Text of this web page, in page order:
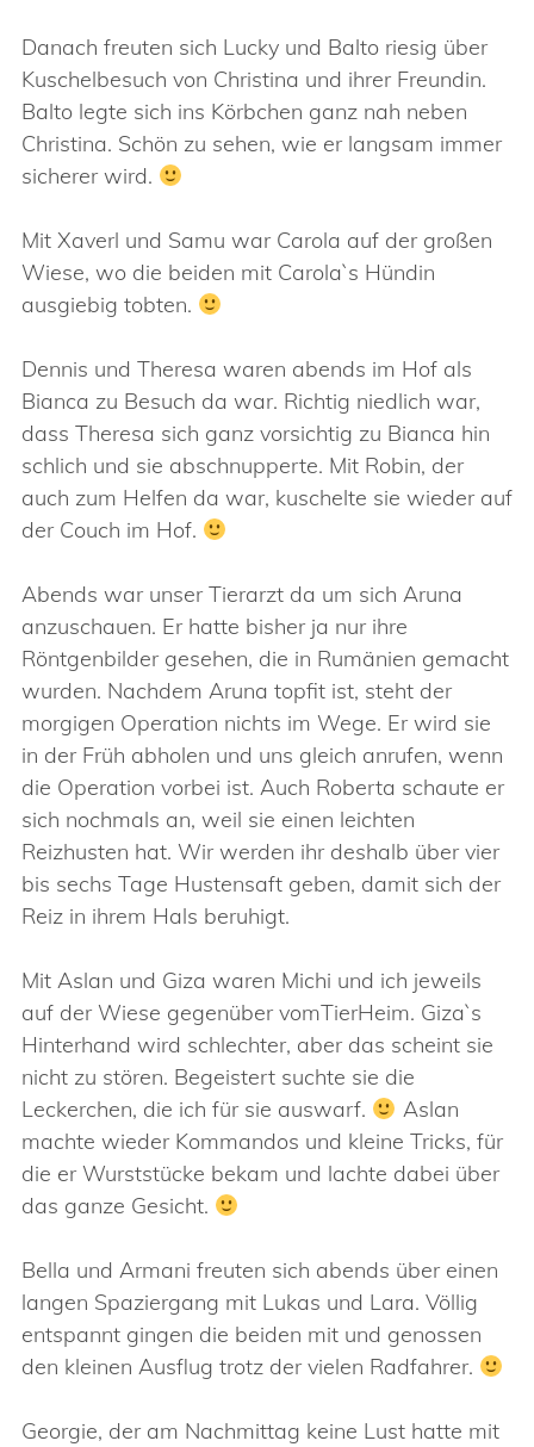
Danach freuten sich Lucky und Balto riesig über
Kuschelbesuch von Christina und ihrer Freundin.
Balto legte sich ins Körbchen ganz nah neben
Christina. Schön zu sehen, wie er langsam immer
sicherer wird.
Mit Xaverl und Samu war Carola auf der großen
Wiese, wo die beiden mit Carola`s Hündin
ausgiebig tobten.
Dennis und Theresa waren abends im Hof als
Bianca zu Besuch da war. Richtig niedlich war,
dass Theresa sich ganz vorsichtig zu Bianca hin
schlich und sie abschnupperte. Mit Robin, der
auch zum Helfen da war, kuschelte sie wieder auf
der Couch im Hof.
Abends war unser Tierarzt da um sich Aruna
anzuschauen. Er hatte bisher ja nur ihre
Röntgenbilder gesehen, die in Rumänien gemacht
wurden. Nachdem Aruna topfit ist, steht der
morgigen Operation nichts im Wege. Er wird sie
in der Früh abholen und uns gleich anrufen, wenn
die Operation vorbei ist. Auch Roberta schaute er
sich nochmals an, weil sie einen leichten
Reizhusten hat. Wir werden ihr deshalb über vier
bis sechs Tage Hustensaft geben, damit sich der
Reiz in ihrem Hals beruhigt.
Mit Aslan und Giza waren Michi und ich jeweils
auf der Wiese gegenüber vomTierHeim. Giza`s
Hinterhand wird schlechter, aber das scheint sie
nicht zu stören. Begeistert suchte sie die
Leckerchen, die ich für sie auswarf.
Aslan
machte wieder Kommandos und kleine Tricks, für
die er Wurststücke bekam und lachte dabei über
das ganze Gesicht.
Bella und Armani freuten sich abends über einen
langen Spaziergang mit Lukas und Lara. Völlig
entspannt gingen die beiden mit und genossen
den kleinen Ausflug trotz der vielen Radfahrer.
Georgie, der am Nachmittag keine Lust hatte mit